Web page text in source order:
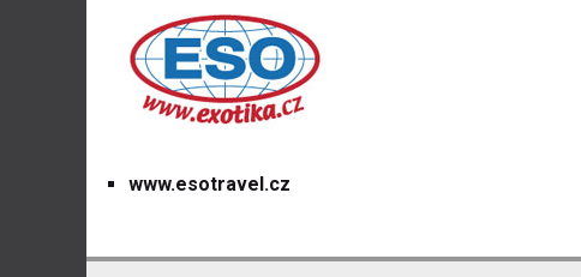
www.esotravel.cz